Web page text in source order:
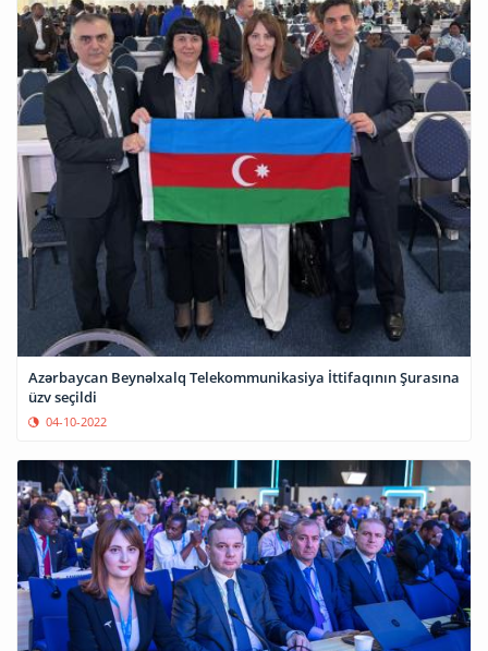
Azərbaycan Beynəlxalq Telekommunikasiya İttifaqının Şurasına
üzv seçildi
04-10-2022